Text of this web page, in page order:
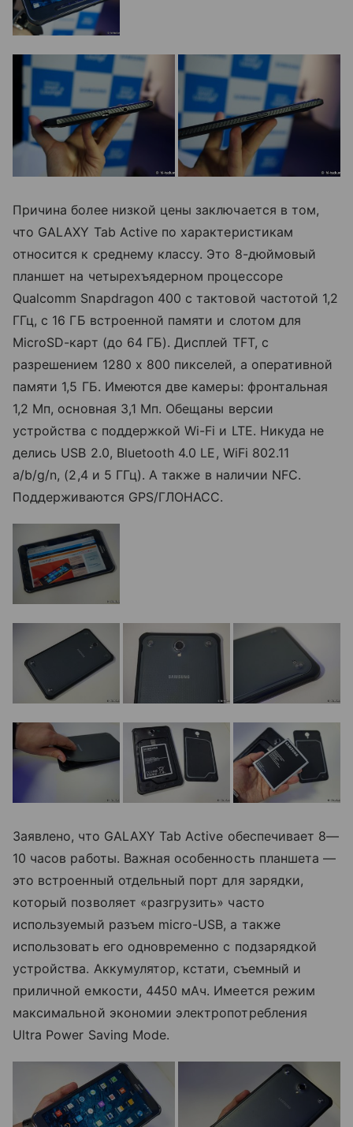
Причина более низкой цены заключается в том,
что GALAXY Tab Active по характеристикам
относится к среднему классу. Это 8-дюймовый
планшет на четырехъядерном процессоре
Qualcomm Snapdragon 400 с тактовой частотой 1,2
ГГц, с 16 ГБ встроенной памяти и слотом для
MicroSD-карт (до 64 ГБ). Дисплей TFT, с
разрешением 1280 х 800 пикселей, а оперативной
памяти 1,5 ГБ. Имеются две камеры: фронтальная
1,2 Мп, основная 3,1 Мп. Обещаны версии
устройства с поддержкой Wi-Fi и LTE. Никуда не
делись USB 2.0, Bluetooth 4.0 LE, WiFi 802.11
a/b/g/n, (2,4 и 5 ГГц). А также в наличии NFC.
Поддерживаются GPS/ГЛОНАСС.
Заявлено, что GALAXY Tab Active обеспечивает 8—
10 часов работы. Важная особенность планшета —
это встроенный отдельный порт для зарядки,
который позволяет «разгрузить» часто
используемый разъем micro-USB, а также
использовать его одновременно с подзарядкой
устройства. Аккумулятор, кстати, съемный и
приличной емкости, 4450 мАч. Имеется режим
максимальной экономии электропотребления
Ultra Power Saving Mode.